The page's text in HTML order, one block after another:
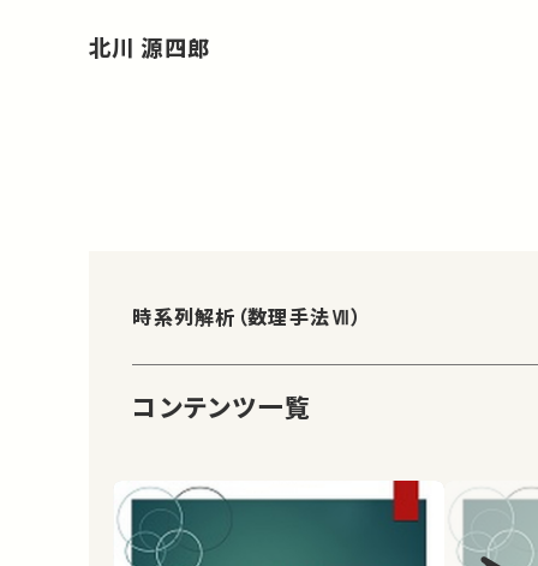
北川 源四郎
時系列解析（数理手法Ⅶ）
コンテンツ一覧